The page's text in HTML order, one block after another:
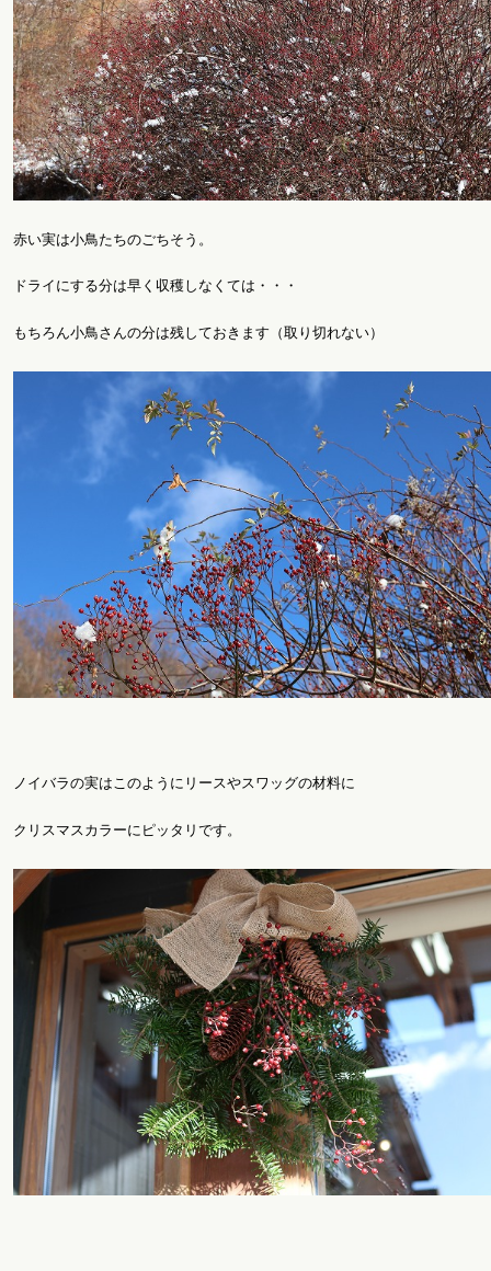
赤い実は小鳥たちのごちそう。
ドライにする分は早く収穫しなくては・・・
もちろん小鳥さんの分は残しておきます（取り切れない）
ノイバラの実はこのようにリースやスワッグの材料に
クリスマスカラーにピッタリです。